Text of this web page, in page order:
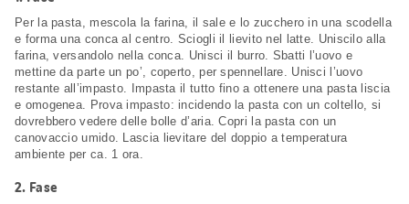
Per la pasta, mescola la farina, il sale e lo zucchero in una scodella
e forma una conca al centro. Sciogli il lievito nel latte. Uniscilo alla
farina, versandolo nella conca. Unisci il burro. Sbatti l’uovo e
mettine da parte un po’, coperto, per spennellare. Unisci l’uovo
restante all’impasto. Impasta il tutto fino a ottenere una pasta liscia
e omogenea. Prova impasto: incidendo la pasta con un coltello, si
dovrebbero vedere delle bolle d’aria. Copri la pasta con un
canovaccio umido. Lascia lievitare del doppio a temperatura
ambiente per ca. 1 ora.
2. Fase